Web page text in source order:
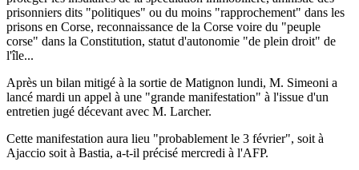
prisonniers dits "politiques" ou du moins "rapprochement" dans les
prisons en Corse, reconnaissance de la Corse voire du "peuple
corse" dans la Constitution, statut d'autonomie "de plein droit" de
l'île...
Après un bilan mitigé à la sortie de Matignon lundi, M. Simeoni a
lancé mardi un appel à une "grande manifestation" à l'issue d'un
entretien jugé décevant avec M. Larcher.
Cette manifestation aura lieu "probablement le 3 février", soit à
Ajaccio soit à Bastia, a-t-il précisé mercredi à l'AFP.